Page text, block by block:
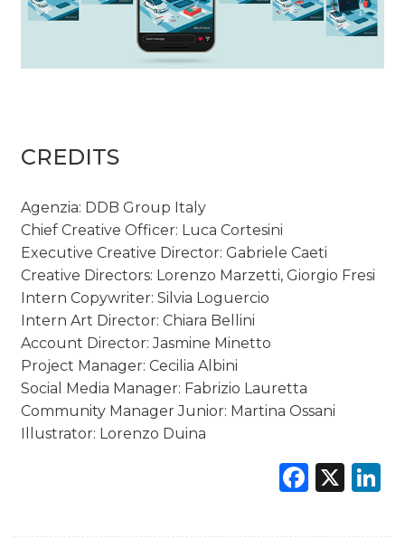
CREDITS
Agenzia: DDB Group Italy
Chief Creative Officer: Luca Cortesini
Executive Creative Director: Gabriele Caeti
Creative Directors: Lorenzo Marzetti, Giorgio Fresi
Intern Copywriter: Silvia Loguercio
Intern Art Director: Chiara Bellini
Account Director: Jasmine Minetto
Project Manager: Cecilia Albini
Social Media Manager: Fabrizio Lauretta
Community Manager Junior: Martina Ossani
Illustrator: Lorenzo Duina
X